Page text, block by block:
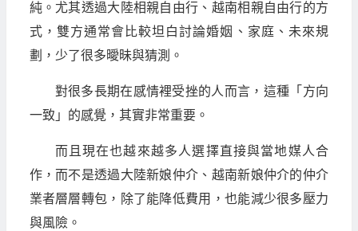
純。尤其透過大陸相親自由行、越南相親自由行的方
式，雙方通常會比較坦白討論婚姻、家庭、未來規
劃，少了很多曖昧與猜測。
對很多長期在感情裡受挫的人而言，這種「方向
一致」的感覺，其實非常重要。
而且現在也越來越多人選擇直接與當地媒人合
作，而不是透過大陸新娘仲介、越南新娘仲介的仲介
業者層層轉包，除了能降低費用，也能減少很多壓力
與風險。